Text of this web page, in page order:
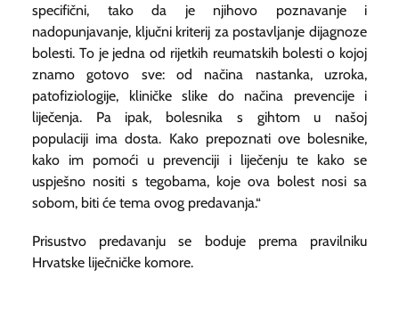
specifični, tako da je njihovo poznavanje i
nadopunjavanje, ključni kriterij za postavljanje dijagnoze
bolesti. To je jedna od rijetkih reumatskih bolesti o kojoj
znamo gotovo sve: od načina nastanka, uzroka,
patofiziologije, kliničke slike do načina prevencije i
liječenja. Pa ipak, bolesnika s gihtom u našoj
populaciji ima dosta. Kako prepoznati ove bolesnike,
kako im pomoći u prevenciji i liječenju te kako se
uspješno nositi s tegobama, koje ova bolest nosi sa
sobom, biti će tema ovog predavanja.“
Prisustvo predavanju se boduje prema pravilniku
Hrvatske liječničke komore.